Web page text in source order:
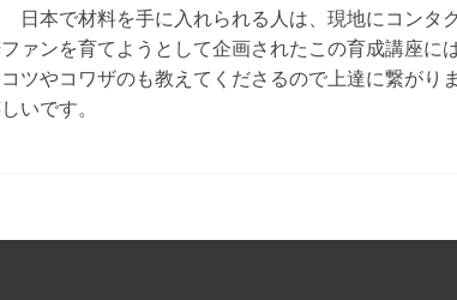
日本で材料を手に入れられる人は、現地にコン
ァンを育てようとして企画されたこの育成講座
ツやコワザのも教えてくださるので上達に繋が
いです。